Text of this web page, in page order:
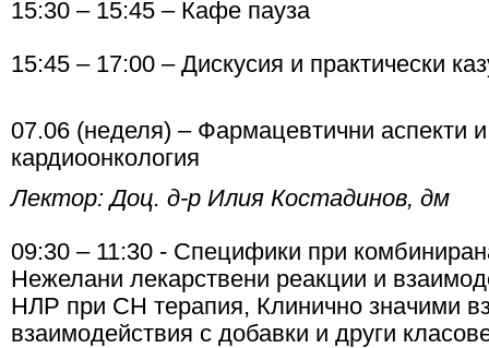
15:30 – 15:45 – Кафе пауза
15:45 – 17:00 – Дискусия и практически
07.06 (неделя) – Фармацевтични аспекти и
кардиоонкология
Лектор: Доц. д-р Илия Костадинов, дм
09:30 – 11:30 - Специфики при
Нежелани лекарствени реакции и
НЛР при СН терапия, Клинично значими
взаимодействия с добавки и други